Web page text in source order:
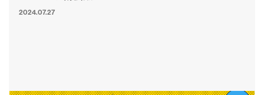
2024.07.27